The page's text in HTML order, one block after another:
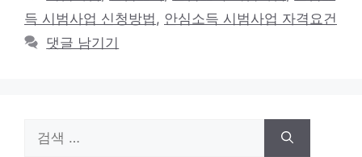
고
리
그
득 시범사업 신청방법 , 안심소득 시범사업 자격요건
댓글 남기기
색: